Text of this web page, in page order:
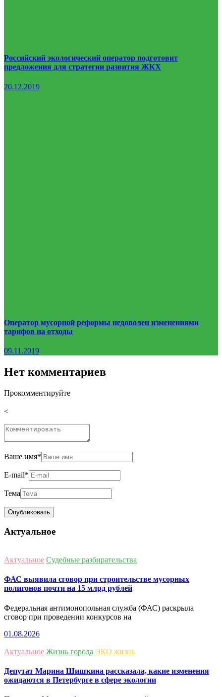
Российский экологический оператор подготовит
предложения для стратегии развития ЖКХ
20.12.2019
Оператор мусорной реформы недоволен изменениями
тарифов на отходы
09.11.2019
Нет комментариев
Прокомментируйте
<
Ваше имя*
E-mail*
Тема
Актуальное
Актуальное Судебные разбирательства
ФАС выявила сговор при строительстве мусорных
полигонов почти на 15 млрд рублей
Федеральная антимонопольная служба (ФАС) раскрыла
сговор при проведении конкурсов на
01.08.2026
Актуальное Жизнь города ЭКО жизнь
Депутат Марина Шишкина рассказала, какие изменения
ожидаются в Петербурге в сфере экологии